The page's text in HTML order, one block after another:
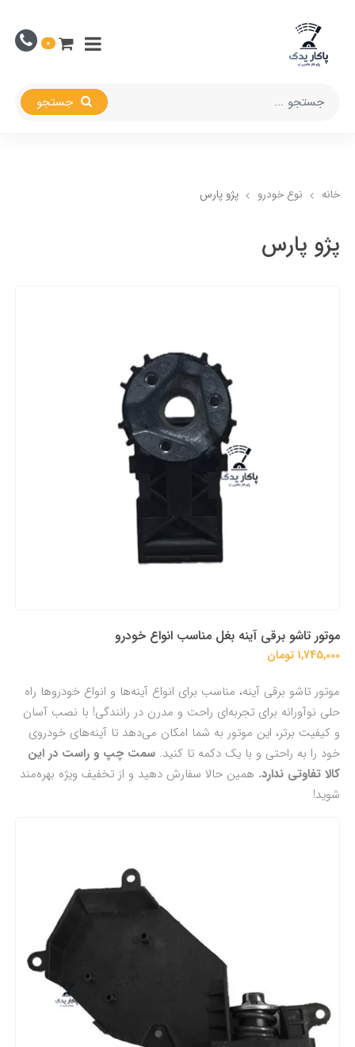
0
خانه نوع خودرو پژو پارس
پژو پارس
موتور تاشو برقی آینه‌ بغل مناسب انواع خودرو
1,745,000 تومان
موتور تاشو برقی آینه‌، مناسب برای انواع آینه‌ها و انواع خودروها راه
حلی نوآورانه برای تجربه‌ای راحت و مدرن در رانندگی! با نصب آسان
و کیفیت برتر، این موتور به شما امکان می‌دهد تا آینه‌های خودروی
خود را به راحتی و با یک دکمه تا کنید. سمت چپ و راست در این
کالا تفاوتی ندارد. همین حالا سفارش دهید و از تخفیف ویژه بهره‌مند
شوید!